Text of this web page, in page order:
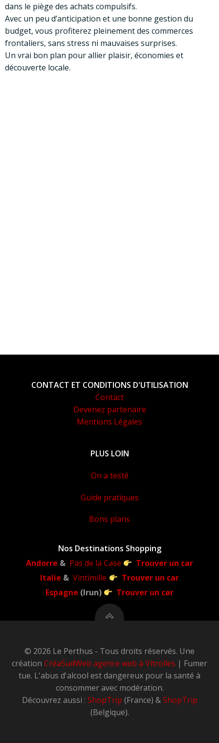
dans le piège des achats compulsifs.
Avec un peu d’anticipation et une bonne gestion du
budget, vous profiterez pleinement des commerces
frontaliers, sans stress ni mauvaises surprises.
Un vrai bon plan pour allier plaisir, économies et
découverte locale.
CONTACT ET CONDITIONS D'UTILISATION
Contact
Devenez partenaire
Mentions Légales
PLUS LOIN
On a testé
Guide pratiques
Bons plans
Nos Destinations Shopping
Andorre & Pas de la Case
Trouver un car
Italie & Vintimille
Trouver un car
Espagne (Irun) Trouver un car
© 2026 Le Perthus - Tous droits réservés. Une
création CréaSudWeb agence web à Vitrolles | Fumer
tue. L'abus d'alcool est dangereux pour la santé à
consommer avec modération.
Découvrez aussi : ShopTrip (France) &ShopTrip
(Belgique).